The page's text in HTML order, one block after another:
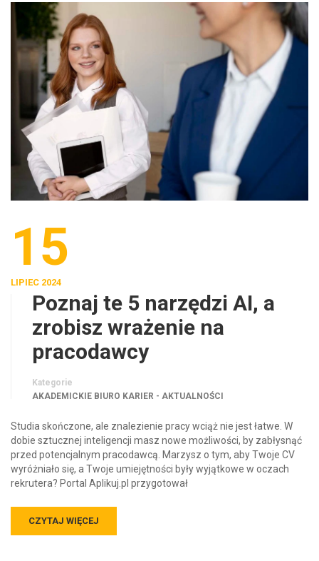
15
LIPIEC 2024
Poznaj te 5 narzędzi AI, a
zrobisz wrażenie na
pracodawcy
Kategorie
AKADEMICKIE BIURO KARIER - AKTUALNOŚCI
Studia skończone, ale znalezienie pracy wciąż nie jest łatwe. W
dobie sztucznej inteligencji masz nowe możliwości, by zabłysnąć
przed potencjalnym pracodawcą. Marzysz o tym, aby Twoje CV
wyróżniało się, a Twoje umiejętności były wyjątkowe w oczach
rekrutera? Portal Aplikuj.pl przygotował
CZYTAJ WIĘCEJ